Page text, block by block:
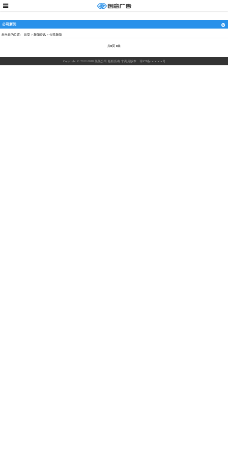
公司新闻
您当前的位置: 首页> 新闻资讯 > 公司新闻
共0 页 0条
Copyright © 2012-2018 某某公司 版权所有 非商用版本 琼ICP备xxxxxxxx号